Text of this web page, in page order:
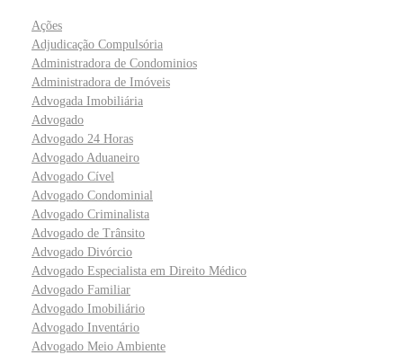
Ações
Adjudicação Compulsória
Administradora de Condominios
Administradora de Imóveis
Advogada Imobiliária
Advogado
Advogado 24 Horas
Advogado Aduaneiro
Advogado Cível
Advogado Condominial
Advogado Criminalista
Advogado de Trânsito
Advogado Divórcio
Advogado Especialista em Direito Médico
Advogado Familiar
Advogado Imobiliário
Advogado Inventário
Advogado Meio Ambiente